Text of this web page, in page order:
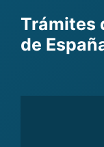
content
Trámites
de